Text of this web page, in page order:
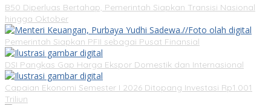
B50 Diperluas Bertahap, Pemerintah Siapkan Transisi Nasional
hingga Oktober
Pemerintah Siapkan PFII sebagai Pusat Finansial
DSI Pangkas Gap Harga Ekspor Domestik dan Internasional
Capaian Ekonomi Semester I 2026 Ditopang Investasi Rp1.001
Triliun